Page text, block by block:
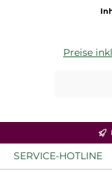
Preise
SERVICE-HOTLINE